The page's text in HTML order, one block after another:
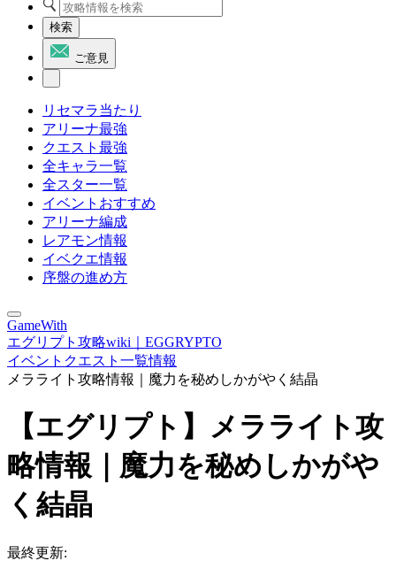
検索
ご意見
リセマラ当たり
アリーナ最強
クエスト最強
全キャラ一覧
全スター一覧
イベントおすすめ
アリーナ編成
レアモン情報
イベクエ情報
序盤の進め方
GameWith
エグリプト攻略wiki｜EGGRYPTO
イベントクエスト一覧情報
メラライト攻略情報｜魔力を秘めしかがやく結晶
【エグリプト】メラライト攻
略情報｜魔力を秘めしかがや
く結晶
最終更新: